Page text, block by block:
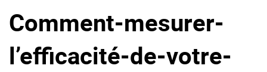
Produit
Comment-mesurer-
l’efficacité-de-votre-